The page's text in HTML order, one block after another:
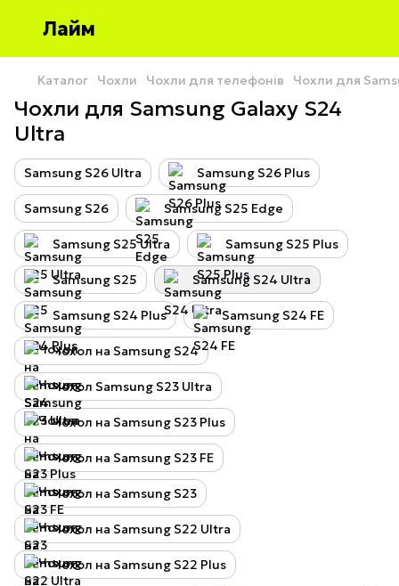
Лайм
Каталог Чохли Чохли для телефонів Чохли для
Чохли для Samsung Galaxy S24
Ultra
Samsung S26 Ultra Samsung S26 Plus
Samsung S26 Samsung S25 Edge
Samsung S25 Ultra Samsung S25 Plus
Samsung S25 Samsung S24 Ultra
Samsung S24 Plus Samsung S24 FE
Чохол на Samsung S24
Чохол Samsung S23 Ultra
Чохол на Samsung S23 Plus
Чохол на Samsung S23 FE
Чохол на Samsung S23
Чохол на Samsung S22 Ultra
Чохол на Samsung S22 Plus